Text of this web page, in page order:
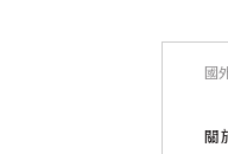
國
關